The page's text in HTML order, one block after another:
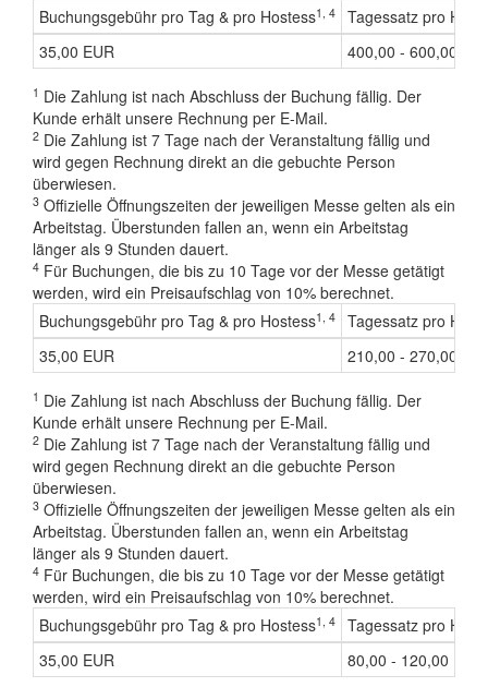
Buchungsgebühr pro Tag & pro Hostess1, 4
Tagessatz pro
35,00 EUR
400,00 - 600,00
1 Die Zahlung ist nach Abschluss der Buchung fällig. Der
Kunde erhält unsere Rechnung per E-Mail.
2 Die Zahlung ist 7 Tage nach der Veranstaltung fällig und
wird gegen Rechnung direkt an die gebuchte Person
überwiesen.
3 Offizielle Öffnungszeiten der jeweiligen Messe gelten als ein
Arbeitstag. Überstunden fallen an, wenn ein Arbeitstag
länger als 9 Stunden dauert.
4 Für Buchungen, die bis zu 10 Tage vor der Messe getätigt
werden, wird ein Preisaufschlag von 10% berechnet.
Buchungsgebühr pro Tag & pro Hostess1, 4
Tagessatz pro
35,00 EUR
210,00 - 270,00
1 Die Zahlung ist nach Abschluss der Buchung fällig. Der
Kunde erhält unsere Rechnung per E-Mail.
2 Die Zahlung ist 7 Tage nach der Veranstaltung fällig und
wird gegen Rechnung direkt an die gebuchte Person
überwiesen.
3 Offizielle Öffnungszeiten der jeweiligen Messe gelten als ein
Arbeitstag. Überstunden fallen an, wenn ein Arbeitstag
länger als 9 Stunden dauert.
4 Für Buchungen, die bis zu 10 Tage vor der Messe getätigt
werden, wird ein Preisaufschlag von 10% berechnet.
Buchungsgebühr pro Tag & pro Hostess1, 4
Tagessatz pro
35,00 EUR
80,00 - 120,00 EUR